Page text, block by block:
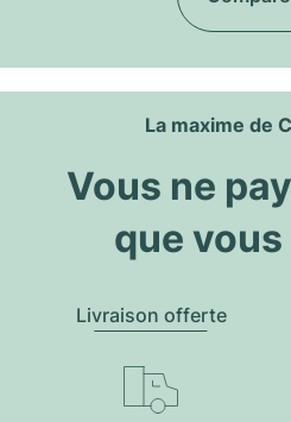
La maxime de
Vous ne
que
Livraison offerte